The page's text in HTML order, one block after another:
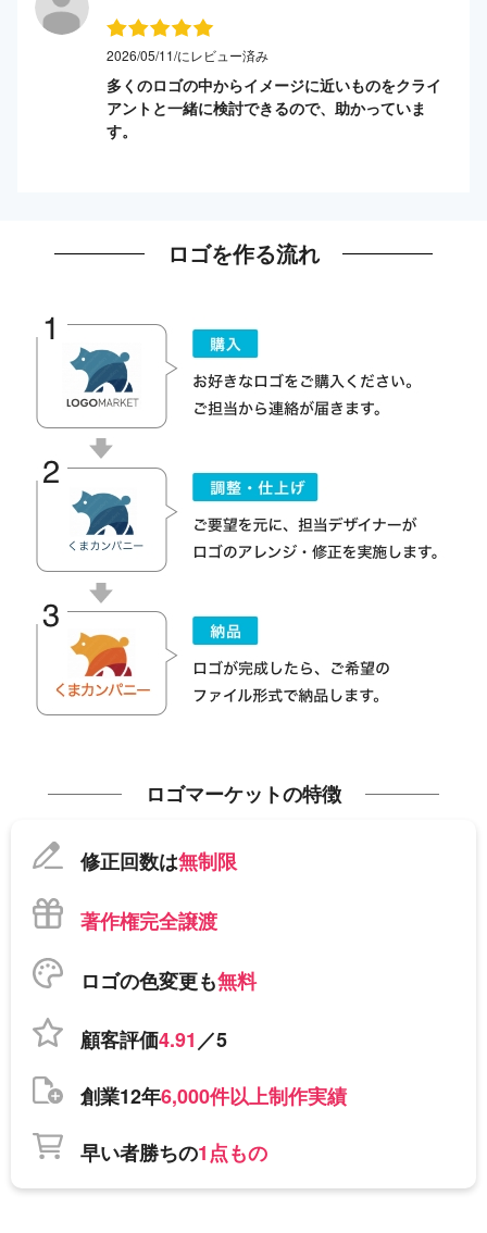
2026/05/11/にレビュー済み
多くのロゴの中からイメージに近いものをクライ
アントと一緒に検討できるので、助かっていま
す。
ロゴを作る流れ
ロゴマーケットの特徴
修正回数は無制限
著作権完全譲渡
ロゴの色変更も無料
顧客評価4.91／5
創業12年6,000件以上制作実績
早い者勝ちの1点もの